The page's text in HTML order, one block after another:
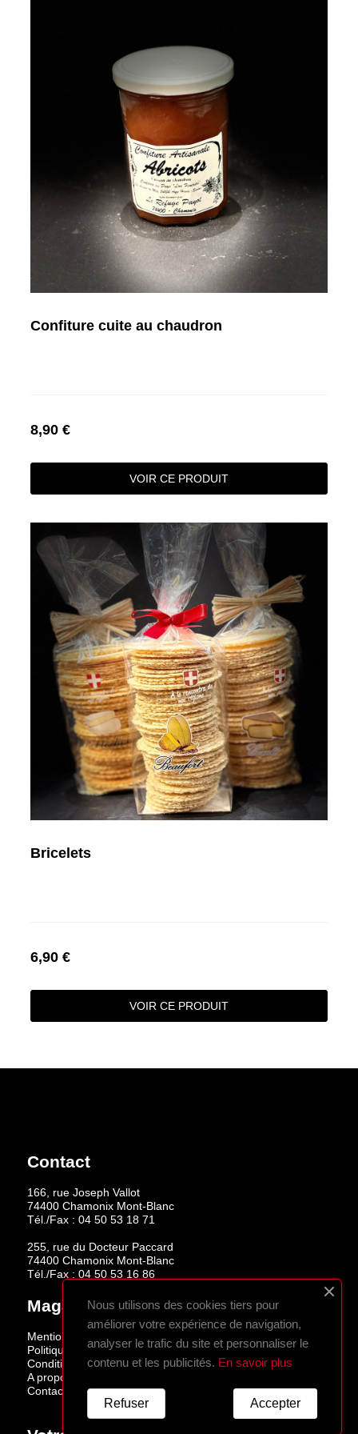
Confiture cuite au chaudron
8,90 €
VOIR CE PRODUIT
Bricelets
6,90 €
VOIR CE PRODUIT
Contact
166, rue Joseph Vallot
74400 Chamonix Mont-Blanc
Tél./Fax : 04 50 53 18 71
255, rue du Docteur Paccard
74400 Chamonix Mont-Blanc
Tél./Fax :04 50 53 16 86
Magasins
Mentions légales
Politique de confidentialité
Conditions de vente
A propos
Contactez-nous
Nous utilisons des cookies tiers pour
améliorer votre expérience de navigation,
analyser le trafic du site et personnaliser le
contenu et les publicités. En savoir plus
Accepter
Refuser